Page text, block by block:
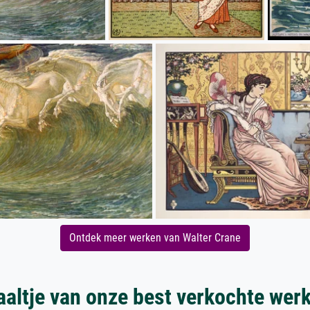
Ontdek meer werken van Walter Crane
van onze best verkochte